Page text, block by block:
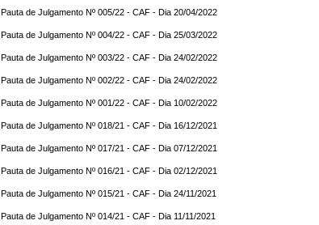
Pauta de Julgamento Nº 005/22 - CAF - Dia 20/04/2022
Pauta de Julgamento Nº 004/22 - CAF - Dia 25/03/2022
Pauta de Julgamento Nº 003/22 - CAF - Dia 24/02/2022
Pauta de Julgamento Nº 002/22 - CAF - Dia 24/02/2022
Pauta de Julgamento Nº 001/22 - CAF - Dia 10/02/2022
Pauta de Julgamento Nº 018/21 - CAF - Dia 16/12/2021
Pauta de Julgamento Nº 017/21 - CAF - Dia 07/12/2021
Pauta de Julgamento Nº 016/21 - CAF - Dia 02/12/2021
Pauta de Julgamento Nº 015/21 - CAF - Dia 24/11/2021
Pauta de Julgamento Nº 014/21 - CAF - Dia 11/11/2021